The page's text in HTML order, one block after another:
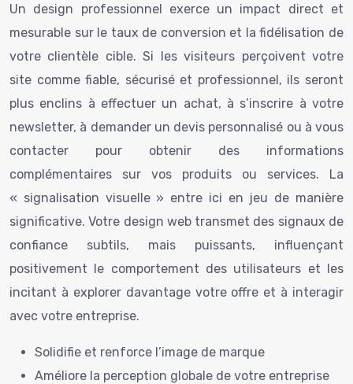
Un design professionnel exerce un impact direct et
mesurable sur le taux de conversion et la fidélisation de
votre clientèle cible. Si les visiteurs perçoivent votre
site comme fiable, sécurisé et professionnel, ils seront
plus enclins à effectuer un achat, à s’inscrire à votre
newsletter, à demander un devis personnalisé ou à vous
contacter pour obtenir des informations
complémentaires sur vos produits ou services. La
« signalisation visuelle » entre ici en jeu de manière
significative. Votre design web transmet des signaux de
confiance subtils, mais puissants, influençant
positivement le comportement des utilisateurs et les
incitant à explorer davantage votre offre et à interagir
avec votre entreprise.
Solidifie et renforce l’image de marque
Améliore la perception globale de votre entreprise